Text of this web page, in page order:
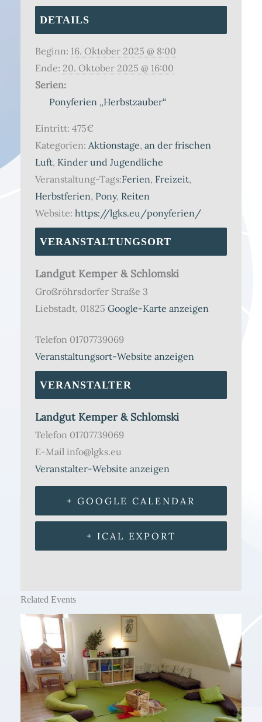
DETAILS
Beginn: 16. Oktober 2025 @ 8:00
Ende: 20. Oktober 2025 @ 16:00
Serien:
Ponyferien „Herbstzauber“
Eintritt: 475€
Kategorien: Aktionstage, an der frischen
Luft, Kinder und Jugendliche
Veranstaltung-Tags:Ferien, Freizeit,
Herbstferien, Pony, Reiten
Website: https://lgks.eu/ponyferien/
VERANSTALTUNGSORT
Landgut Kemper & Schlomski
Großröhrsdorfer Straße 3
Liebstadt, 01825 Google-Karte anzeigen
Telefon 01707739069
Veranstaltungsort-Website anzeigen
VERANSTALTER
Landgut Kemper & Schlomski
Telefon 01707739069
E-Mail info@lgks.eu
Veranstalter-Website anzeigen
+ GOOGLE CALENDAR
+ ICAL EXPORT
Related Events